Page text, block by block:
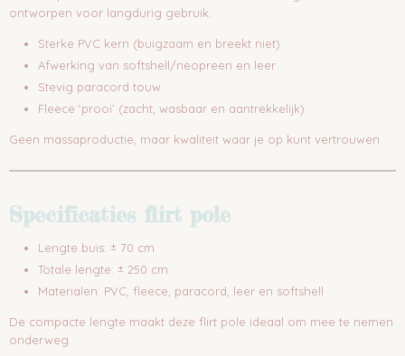
ontworpen voor langdurig gebruik.
Sterke PVC kern (buigzaam en breekt niet)
Afwerking van softshell/neopreen en leer
Stevig paracord touw
Fleece ‘prooi’ (zacht, wasbaar en aantrekkelijk)
Geen massaproductie, maar kwaliteit waar je op kunt vertrouwen
Specificaties flirt pole
Lengte buis: ± 70 cm
Totale lengte: ± 250 cm
Materialen: PVC, fleece, paracord, leer en softshell
De compacte lengte maakt deze flirt pole ideaal om mee te nemen
onderweg.